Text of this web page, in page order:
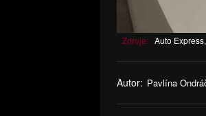
Zdroje: Auto
Autor: Pavlína